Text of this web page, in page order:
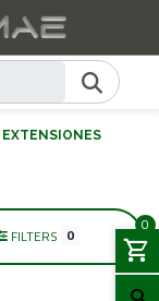
0
EXTENSIONES
FILTERS 0